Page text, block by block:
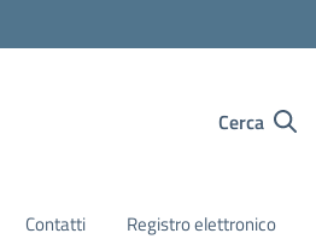
Cerca
Contatti Registro elettronico